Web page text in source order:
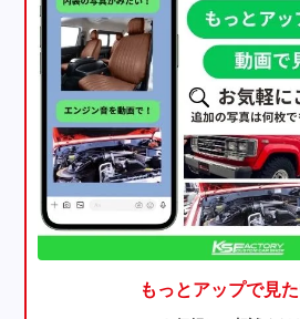
もっとアップで見た